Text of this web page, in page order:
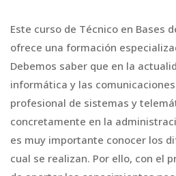
Este curso de Técnico en Bases
ofrece una formación
Debemos saber que en la
informática y las
profesional de sistemas y
concretamente en la
es muy importante conocer los
cual se realizan. Por ello, con el